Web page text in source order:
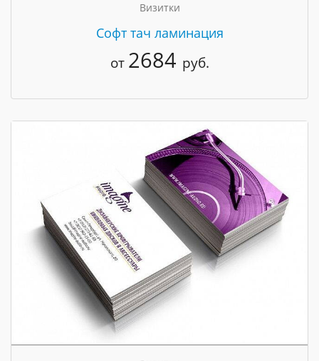
Визитки
Cофт тач ламинация
от 2684 руб.